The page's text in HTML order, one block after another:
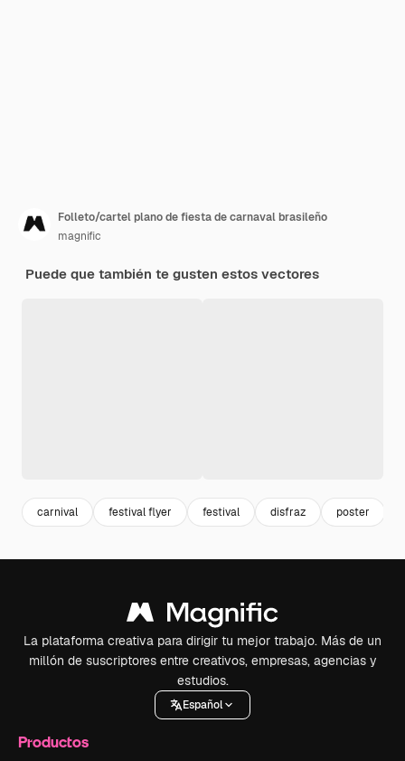
Folleto/cartel plano de fiesta de carnaval brasileño
magnific
Puede que también te gusten estos vectores
carnival festival flyer festival disfraz poster
La plataforma creativa para dirigir tu mejor trabajo. Más de un
millón de suscriptores entre creativos, empresas, agencias y
estudios.
Español
Productos